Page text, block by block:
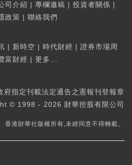
司介紹 | 專欄邀稿 | 投資者關係 |
政策 | 聯絡我們
| 新時空 | 時代財經 | 證券市場周
富財經 | 更多...
府指定刊載法定通告之憲報刊登報章
© 1998 - 2026 財華控股有限公司
香港財華社版權所有,未經同意不得轉載。